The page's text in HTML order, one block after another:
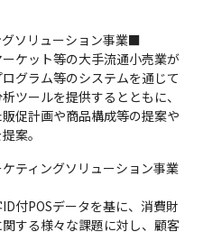
ソリューション事業■
ケット等の大手流通小売業が
グラム等のシステムを通じて
ツールを提供するとともに、
促計画や商品構成等の提案や
案。
ティングソリューション事業
付POSデータを基に、消費財
する様々な課題に対し、顧客